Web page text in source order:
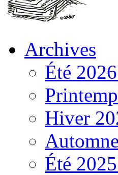
Archives
Été
Hiver
Été